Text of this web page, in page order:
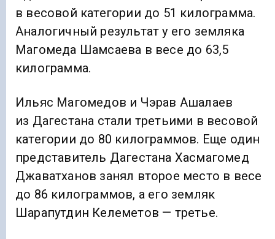
в весовой категории до 51 килограмма.
Аналогичный результат у его земляка
Магомеда Шамсаева в весе до 63,5
килограмма.
Ильяс Магомедов и Чэрав Ашалаев
из Дагестана стали третьими в весовой
категории до 80 килограммов. Еще один
представитель Дагестана Хасмагомед
Джаватханов занял второе место в весе
до 86 килограммов, а его земляк
Шарапутдин Келеметов — третье.